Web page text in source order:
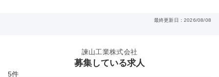
最終更新日：2026/08/08
諫山工業株式会社
募集している求人
5件